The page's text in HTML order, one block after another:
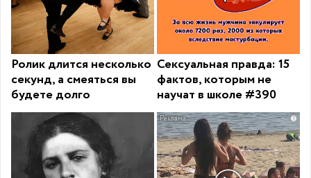
Ролик длится несколько
секунд, а смеяться вы
будете долго
Сексуальная правда: 15
фактов, которым не
научат в школе #390
i